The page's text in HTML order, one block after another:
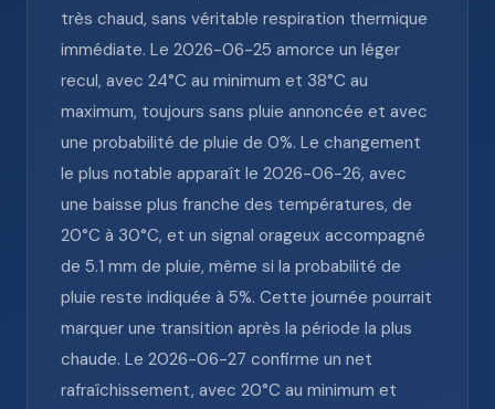
très chaud, sans véritable respiration thermique
immédiate. Le 2026-06-25 amorce un léger
recul, avec 24°C au minimum et 38°C au
maximum, toujours sans pluie annoncée et avec
une probabilité de pluie de 0%. Le changement
le plus notable apparaît le 2026-06-26, avec
une baisse plus franche des températures, de
20°C à 30°C, et un signal orageux accompagné
de 5.1 mm de pluie, même si la probabilité de
pluie reste indiquée à 5%. Cette journée pourrait
marquer une transition après la période la plus
chaude. Le 2026-06-27 confirme un net
rafraîchissement, avec 20°C au minimum et